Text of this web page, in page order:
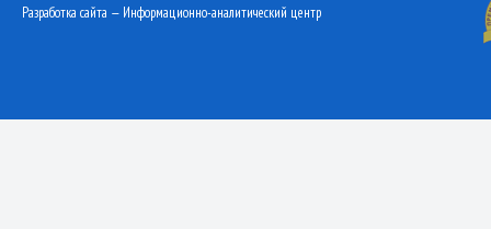
Разработка сайта — Информационно-аналитический центр